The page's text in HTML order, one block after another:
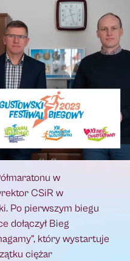
w
CSiR w
Po pierwszym biegu
dołączył Bieg
który wystartuje
ciężar